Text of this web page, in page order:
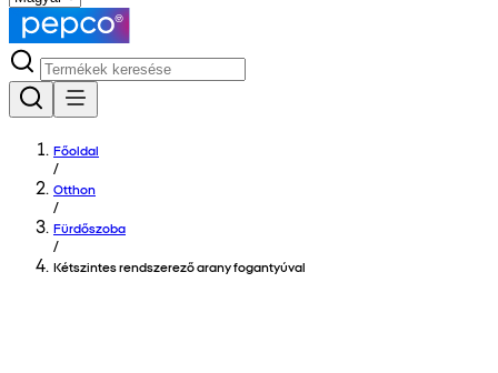
Főoldal
/
Otthon
/
Fürdőszoba
/
Kétszintes rendszerező arany fogantyúval